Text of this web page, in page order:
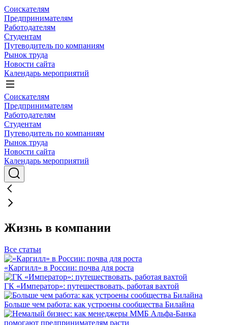
Соискателям
Предпринимателям
Работодателям
Студентам
Путеводитель по компаниям
Рынок труда
Новости сайта
Календарь мероприятий
Соискателям
Предпринимателям
Работодателям
Студентам
Путеводитель по компаниям
Рынок труда
Новости сайта
Календарь мероприятий
Жизнь в компании
Все статьи
«Каргилл» в России: почва для роста
ГК «Император»: путешествовать, работая вахтой
Больше чем работа: как устроены сообщества Билайна